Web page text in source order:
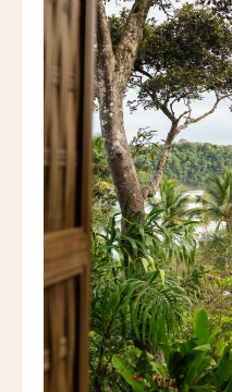
ホテル・シュヴァイツ
Hotel Schweizerhof Zermatt
シャトー・ドゥーシー
Château d’Ouchy
ザ・ビュー・ルガーノ
THE VIEW Lugano
グランド・ホテル・
Grand Hotel Villa Castagnola
タル・ヴィラズ・マイ
Taru Villas Maia
タル・ヴィラズ・ヴィ
Taru Villas Villu - Wilpattu